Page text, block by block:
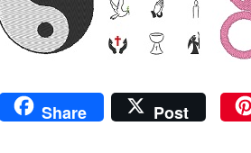
Pi
n
Share Post